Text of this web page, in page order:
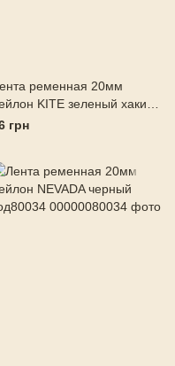
ременная 20мм
KITE зеленый хаки
грн